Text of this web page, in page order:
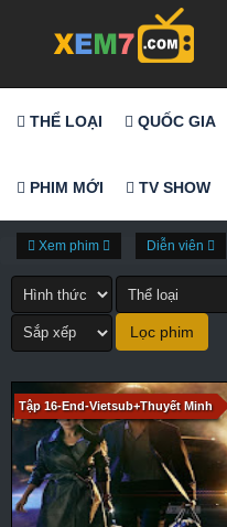
THỂ LOẠI QUỐC GIA
PHIM MỚI TV SHOW
Xem phim Diễn viên
Tập 16-End-Vietsub+Thuyết Minh